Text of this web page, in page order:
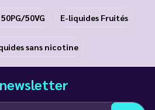
50VG E-liquides Fruités
sans nicotine